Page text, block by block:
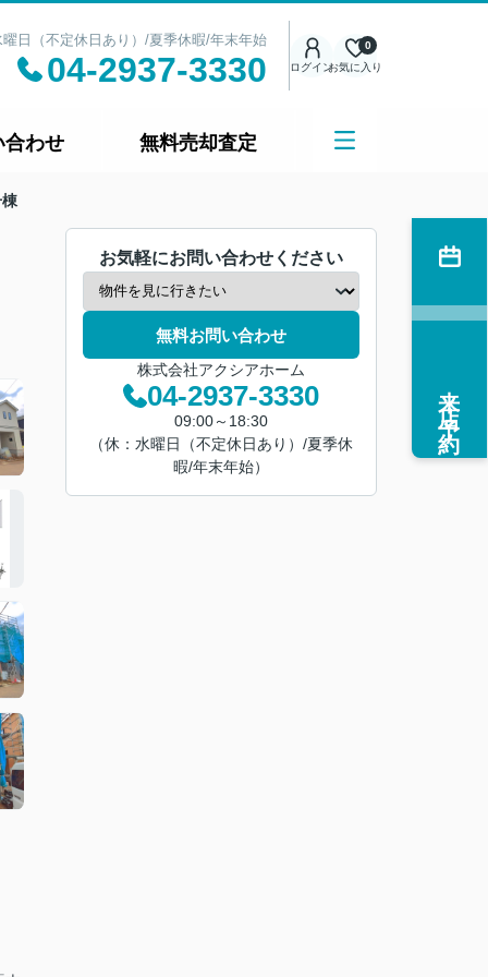
日（不定休日あり）/夏季休暇/年末年始
04-2937-3330 ログインお気に入り
0
合わせ 無料売却査定
お気軽にお問い合わせください
無料お問い合わせ
株式会社アクシアホーム
04-2937-3330
09:00～18:30
（休：水曜日（不定休日あり）/夏季休
暇/年末年始）
来店予約